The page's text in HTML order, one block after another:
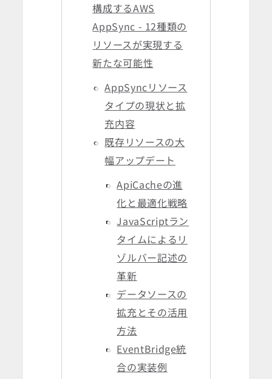
構成するAWS
AppSync - 12種類の
リソースが実現する
新たな可能性
AppSyncリソース
タイプの現状と拡
充内容
既存リソースの大
幅アップデート
ApiCacheの進
化と最適化戦略
JavaScriptラン
タイムによるリ
ゾルバー記述の
革新
データソースの
拡充とその活用
方法
EventBridge統
合の実装例